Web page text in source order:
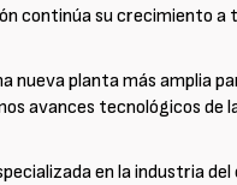
continúa su crecimiento a
nueva planta más amplia
avances tecnológicos de
en la industria del